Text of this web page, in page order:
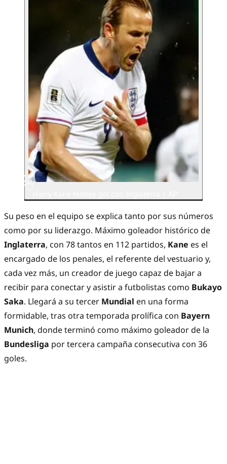
Su peso en el equipo se explica tanto por sus números
como por su liderazgo. Máximo goleador histórico de
Inglaterra, con 78 tantos en 112 partidos, Kane es el
encargado de los penales, el referente del vestuario y,
cada vez más, un creador de juego capaz de bajar a
recibir para conectar y asistir a futbolistas como Bukayo
Saka. Llegará a su tercer Mundial en una forma
formidable, tras otra temporada prolífica con Bayern
Munich, donde terminó como máximo goleador de la
Bundesliga por tercera campaña consecutiva con 36
goles.